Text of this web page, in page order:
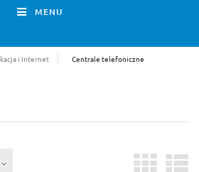
MENU
i Internet Centrale telefoniczne